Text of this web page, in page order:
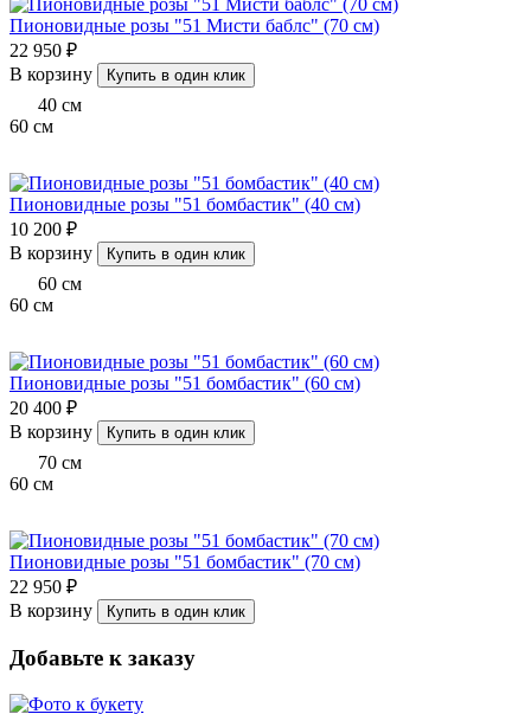
Пионовидные розы "51 Мисти баблс" (70 см)
22 950 ₽
В корзину
Купить в один клик
40 см
60 см
Пионовидные розы "51 бомбастик" (40 см)
10 200 ₽
В корзину
Купить в один клик
60 см
60 см
Пионовидные розы "51 бомбастик" (60 см)
20 400 ₽
В корзину
Купить в один клик
70 см
60 см
Пионовидные розы "51 бомбастик" (70 см)
22 950 ₽
В корзину
Купить в один клик
Добавьте к заказу